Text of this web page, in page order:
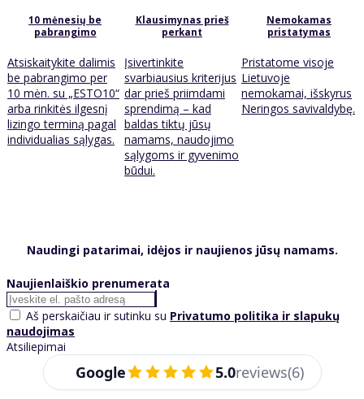
10 mėnesių be
pabrangimo
Atsiskaitykite dalimis
be pabrangimo per
10 mėn. su „ESTO10“
arba rinkitės ilgesnį
lizingo terminą pagal
individualias sąlygas.
Klausimynas prieš
perkant
Įsivertinkite
svarbiausius kriterijus
dar prieš priimdami
sprendimą – kad
baldas tiktų jūsų
namams, naudojimo
sąlygoms ir gyvenimo
būdui.
Nemokamas
pristatymas
Pristatome visoje
Lietuvoje
nemokamai, išskyrus
Neringos savivaldybę.
Naudingi patarimai, idėjos ir naujienos jūsų namams.
Naujienlaiškio prenumerata
Aš perskaičiau ir sutinku su Privatumo politika ir slapukų
naudojimas
Atsiliepimai
Google 5.0reviews(6)